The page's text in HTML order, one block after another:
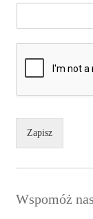
Zapisz
Wspomóż nas